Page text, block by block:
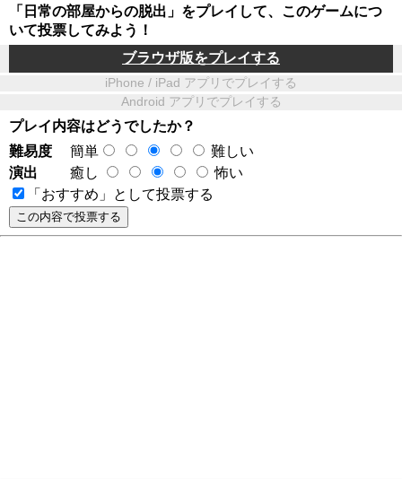
「日常の部屋からの脱出」をプレイして、このゲームにつ
いて投票してみよう！
ブラウザ版をプレイする
iPhone / iPad アプリでプレイする
Android アプリでプレイする
プレイ内容はどうでしたか？
難易度
簡単
難しい
演出
癒し
怖い
「おすすめ」として投票する